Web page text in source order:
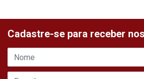
Cadastre-se para receber